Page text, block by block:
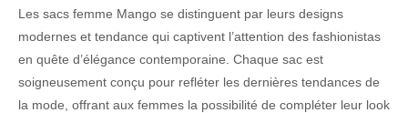
Les sacs femme Mango se distinguent par leurs designs
modernes et tendance qui captivent l’attention des fashionistas
en quête d’élégance contemporaine. Chaque sac est
soigneusement conçu pour refléter les dernières tendances de
la mode, offrant aux femmes la possibilité de compléter leur look